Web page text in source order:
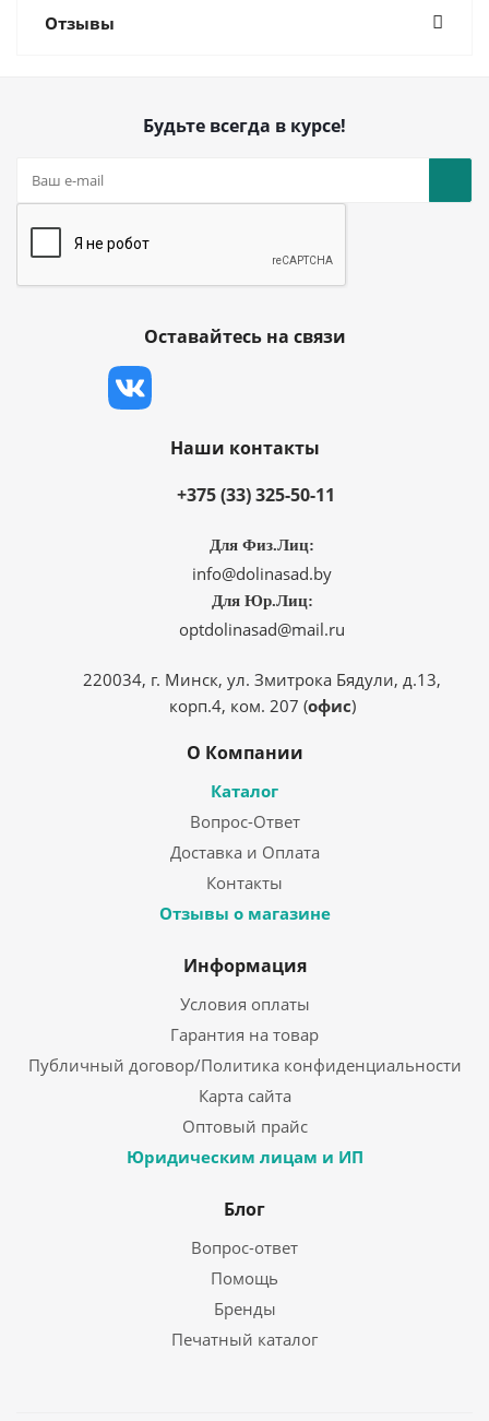
Отзывы
Будьте всегда в курсе!
Оставайтесь на связи
Наши контакты
+375 (33) 325-50-11
Для Физ.Лиц:
info@dolinasad.by
Для Юр.Лиц:
optdolinasad@mail.ru
220034, г. Минск, ул. Змитрока Бядули, д.13,
корп.4, ком. 207 (офис)
О Компании
Каталог
Вопрос-Ответ
Доставка и Оплата
Контакты
Отзывы о магазине
Информация
Условия оплаты
Гарантия на товар
Публичный договор/Политика конфиденциальности
Карта сайта
Оптовый прайс
Юридическим лицам и ИП
Блог
Вопрос-ответ
Помощь
Бренды
Печатный каталог